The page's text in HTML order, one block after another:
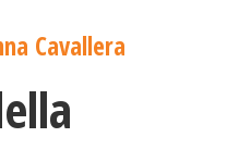
Cavallera